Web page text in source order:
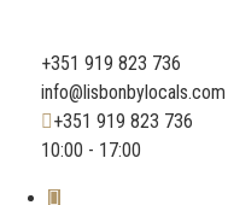
+351 919 823 736
info@lisbonbylocals.com
+351 919 823 736
10:00 - 17:00